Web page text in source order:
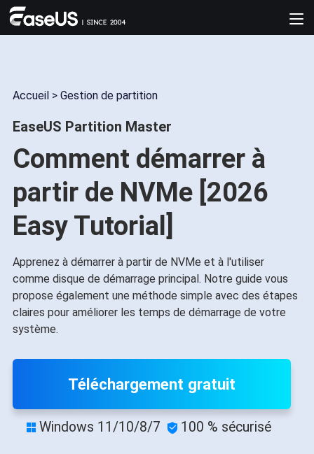
Accueil > Gestion de partition
EaseUS Partition Master
Comment démarrer à
partir de NVMe [2026
Easy Tutorial]
Apprenez à démarrer à partir de NVMe et à l'utiliser
comme disque de démarrage principal. Notre guide vous
propose également une méthode simple avec des étapes
claires pour améliorer les temps de démarrage de votre
système.
Téléchargement gratuit
 Windows 11/10/8/7  100 % sécurisé